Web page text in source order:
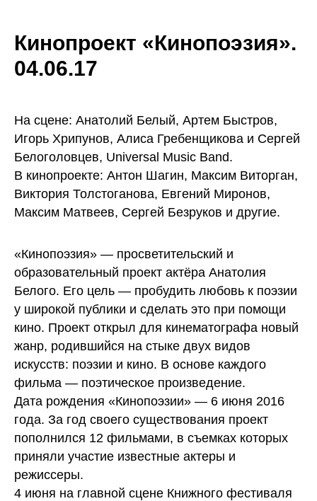
Кинопроект «Кинопоэзия».
04.06.17
На сцене: Анатолий Белый, Артем Быстров,
Игорь Хрипунов, Алиса Гребенщикова и Сергей
Белоголовцев, Universal Music Band.
В кинопроекте: Антон Шагин, Максим Виторган,
Виктория Толстоганова, Евгений Миронов,
Максим Матвеев, Сергей Безруков и другие.
«Кинопоэзия» — просветительский и
образовательный проект актёра Анатолия
Белого. Его цель — пробудить любовь к поэзии
у широкой публики и сделать это при помощи
кино. Проект открыл для кинематографа новый
жанр, родившийся на стыке двух видов
искусств: поэзии и кино. В основе каждого
фильма — поэтическое произведение.
Дата рождения «Кинопоэзии» — 6 июня 2016
года. За год своего существования проект
пополнился 12 фильмами, в съемках которых
приняли участие известные актеры и
режиссеры.
4 июня на главной сцене Книжного фестиваля